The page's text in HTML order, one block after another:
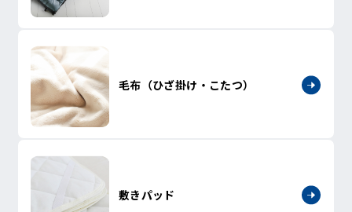
毛布（ひざ掛け・こたつ）
敷きパッド